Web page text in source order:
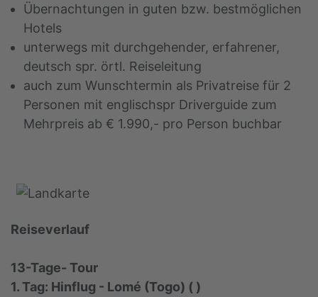
Übernachtungen in guten bzw. bestmöglichen
Hotels
unterwegs mit durchgehender, erfahrener,
deutsch spr. örtl. Reiseleitung
auch zum Wunschtermin als Privatreise für 2
Personen mit englischspr Driverguide zum
Mehrpreis ab € 1.990,- pro Person buchbar
Reiseverlauf
13-Tage- Tour
1. Tag: Hinflug - Lomé (Togo) ( )